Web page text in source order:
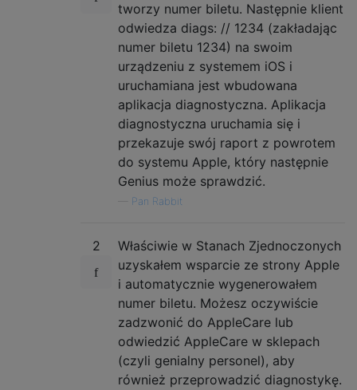
tworzy numer biletu. Następnie klient
odwiedza diags: // 1234 (zakładając
numer biletu 1234) na swoim
urządzeniu z systemem iOS i
uruchamiana jest wbudowana
aplikacja diagnostyczna. Aplikacja
diagnostyczna uruchamia się i
przekazuje swój raport z powrotem
do systemu Apple, który następnie
Genius może sprawdzić.
Pan Rabbit
2
Właściwie w Stanach Zjednoczonych
uzyskałem wsparcie ze strony Apple
i automatycznie wygenerowałem
numer biletu. Możesz oczywiście
zadzwonić do AppleCare lub
odwiedzić AppleCare w sklepach
(czyli genialny personel), aby
również przeprowadzić diagnostykę.